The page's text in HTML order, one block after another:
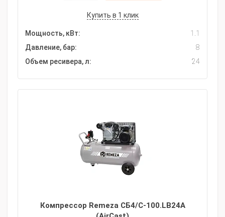
Купить в 1 клик
Мощность, кВт:
1.1
Давление, бар:
8
Объем ресивера, л:
24
Компрессор Remeza СБ4/С-100.LB24A